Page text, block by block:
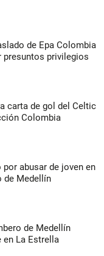
de Epa Colombia
presuntos privilegios
carta de gol del Celtic
Colombia
abusar de joven en
de Medellín
de Medellín
La Estrella